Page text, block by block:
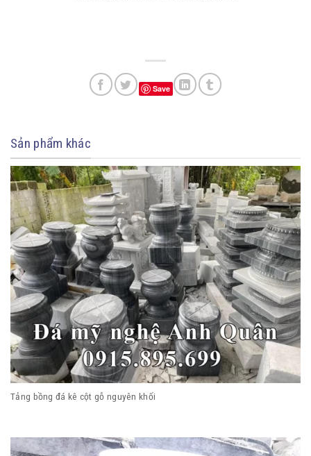
Save
Sản phẩm khác
Tảng bồng đá kê cột gỗ nguyên khối